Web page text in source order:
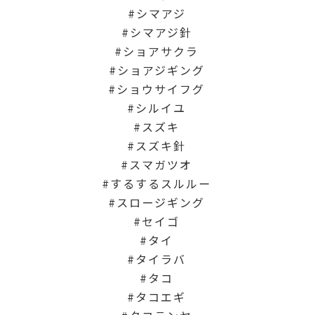
シマアジ
シマアジ針
ショアサクラ
ショアジギング
ショウサイフグ
シルイユ
スズキ
スズキ針
スマガツオ
するするスルルー
スロージギング
セイゴ
タイ
タイラバ
タコ
タコエギ